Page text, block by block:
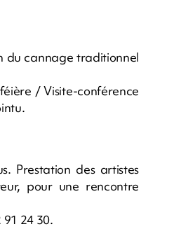
du cannage traditionnel
/ Visite-conférence
Prestation des artistes
pour une rencontre
24 30.